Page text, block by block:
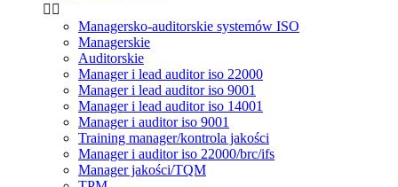
 
Managersko-auditorskie systemów ISO
Managerskie
Auditorskie
Manager i lead auditor iso 22000
Manager i lead auditor iso 9001
Manager i lead auditor iso 14001
Manager i auditor iso 9001
Training manager/kontrola jakości
Manager i auditor iso 22000/brc/ifs
Manager jakości/TQM